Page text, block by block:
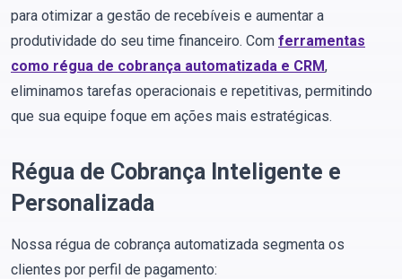
para otimizar a gestão de recebíveis e aumentar a
produtividade do seu time financeiro. Com ferramentas
como régua de cobrança automatizada e CRM,
eliminamos tarefas operacionais e repetitivas, permitindo
que sua equipe foque em ações mais estratégicas.
Régua de Cobrança Inteligente e
Personalizada
Nossa régua de cobrança automatizada segmenta os
clientes por perfil de pagamento: